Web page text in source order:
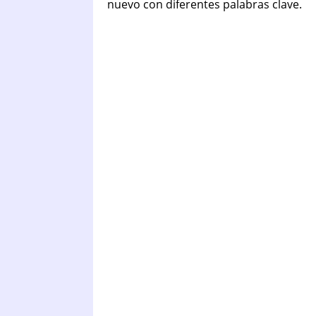
nuevo con diferentes palabras clave.